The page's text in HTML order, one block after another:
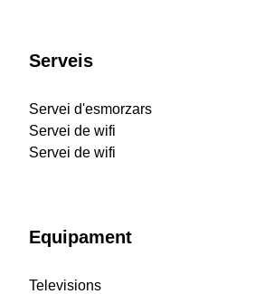
Serveis
Servei d'esmorzars
Servei de wifi
Servei de wifi
Equipament
Televisions